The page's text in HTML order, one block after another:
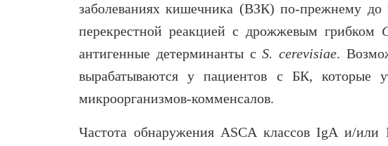
заболеваниях кишечника (ВЗК) по-прежнему до
перекрестной реакцией с дрожжевым грибком
антигенные детерминанты сS. cerevisiae.
вырабатываются у пациентов с БК, которые
микроорганизмов-комменсалов.
Частота обнаружения ASCA классов IgA и/